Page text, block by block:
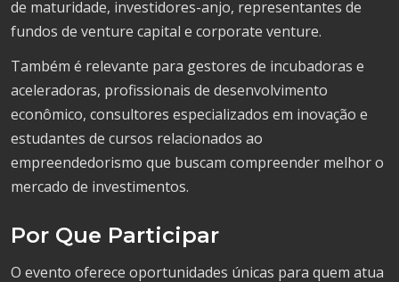
de maturidade, investidores-anjo, representantes de
fundos de venture capital e corporate venture.
Também é relevante para gestores de incubadoras e
aceleradoras, profissionais de desenvolvimento
econômico, consultores especializados em inovação e
estudantes de cursos relacionados ao
empreendedorismo que buscam compreender melhor o
mercado de investimentos.
Por Que Participar
O evento oferece oportunidades únicas para quem atua